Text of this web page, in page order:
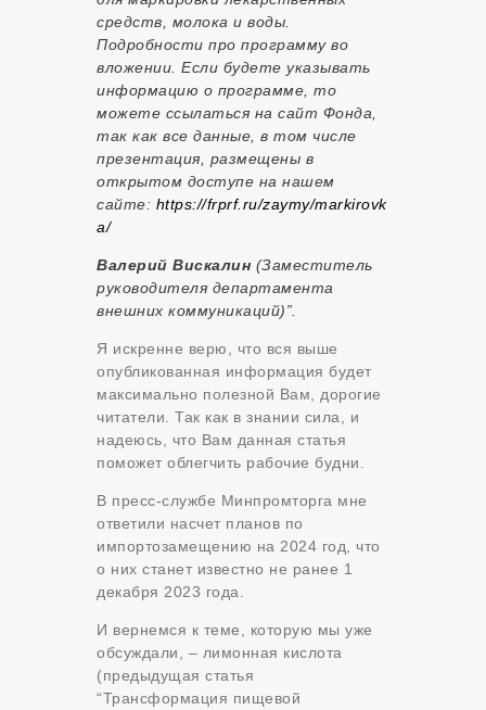
средств, молока и воды.
Подробности про программу во
вложении. Если будете указывать
информацию о программе, то
можете ссылаться на сайт Фонда,
так как все данные, в том числе
презентация, размещены в
открытом доступе на нашем
сайте: https://frprf.ru/zaymy/markirovk
a/
Валерий Вискалин (Заместитель
руководителя департамента
внешних коммуникаций)”.
Я искренне верю, что вся выше
опубликованная информация будет
максимально полезной Вам, дорогие
читатели. Так как в знании сила, и
надеюсь, что Вам данная статья
поможет облегчить рабочие будни.
В пресс-службе Минпромторга мне
ответили насчет планов по
импортозамещению на 2024 год, что
о них станет известно не ранее 1
декабря 2023 года.
И вернемся к теме, которую мы уже
обсуждали, – лимонная кислота
(предыдущая статья
“Трансформация пищевой